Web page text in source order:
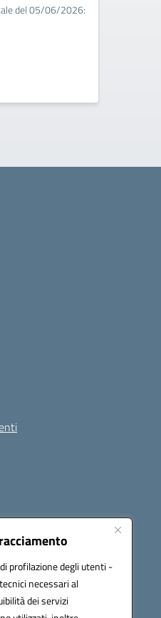
profilazione degli utenti -
necessari al
dei servizi
del 05/06/2026: